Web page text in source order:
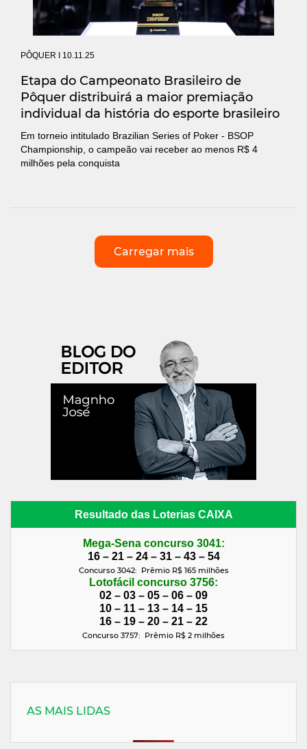
PÔQUER I 10.11.25
Etapa do Campeonato Brasileiro de
Pôquer distribuirá a maior premiação
individual da história do esporte brasileiro
Em torneio intitulado Brazilian Series of Poker - BSOP
Championship, o campeão vai receber ao menos R$ 4
milhões pela conquista
Carregar mais
Resultado das Loterias CAIXA
Mega-Sena concurso 3041:
16 – 21 – 24 – 31 – 43 – 54
Concurso 3042: Prêmio R$ 165 milhões
Lotofácil concurso 3756:
02 – 03 – 05 – 06 – 09
10 – 11 – 13 – 14 – 15
16 – 19 – 20 – 21 – 22
Concurso 3757: Prêmio R$ 2 milhões
AS MAIS LIDAS